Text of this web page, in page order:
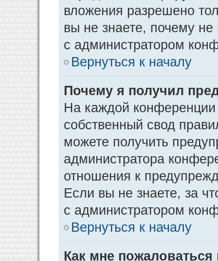
вложения разрешено
вы не знаете, почему
с администратором
Вернуться к началу
Почему я получил
На каждой конференции
собственный свод
можете получить
администратора
отношения к
Если вы не знаете, за
с администратором
Вернуться к началу
Как мне